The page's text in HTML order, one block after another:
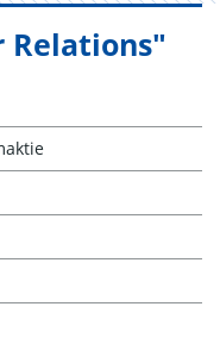
Relations"